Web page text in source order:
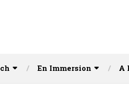
En Immersion A